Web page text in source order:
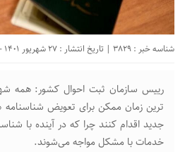
شناسه خبر : 3829 | تاریخ انتشار : 27 شهریور 1401 - 0:23 |
رییس سازمان ثبت احوال کشور: همه
ترین زمان ممکن برای تعویض
جدید اقدام کنند چرا که در آینده با
خدمات با مشکل مواجه می‌شوند.